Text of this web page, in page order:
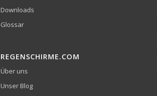
Downloads
Glossar
REGENSCHIRME.COM
Über uns
Unser Blog